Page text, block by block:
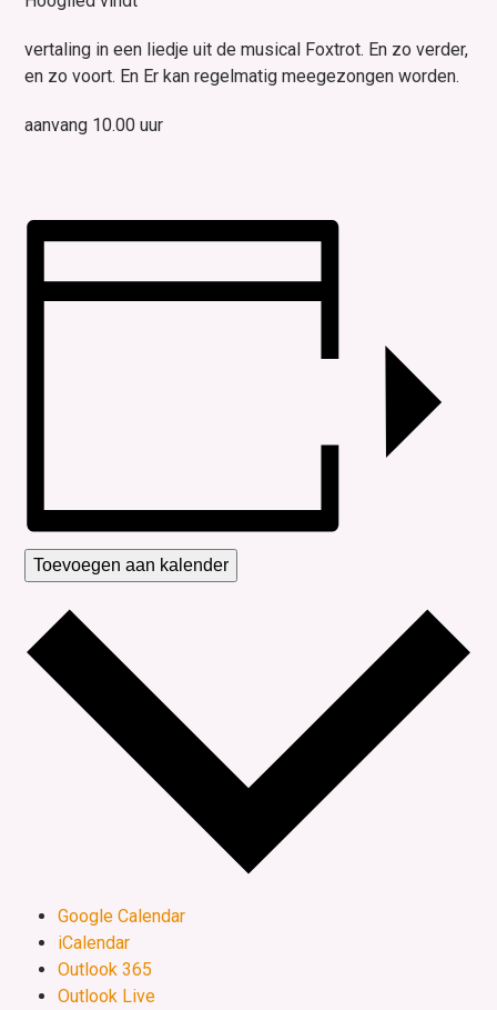
vertaling in een liedje uit de musical Foxtrot. En zo verder,
en zo voort. En Er kan regelmatig meegezongen worden.
aanvang 10.00 uur
Toevoegen aan kalender
Google Calendar
iCalendar
Outlook 365
Outlook Live